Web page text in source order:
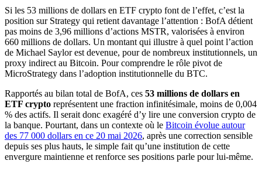
Si les 53 millions de dollars en ETF crypto font de l’effet, c’est la
position sur Strategy qui retient davantage l’attention : BofA détient
pas moins de 3,96 millions d’actions MSTR, valorisées à environ
660 millions de dollars. Un montant qui illustre à quel point l’action
de Michael Saylor est devenue, pour de nombreux institutionnels, un
proxy indirect au Bitcoin. Pour comprendre le rôle pivot de
MicroStrategy dans l’adoption institutionnelle du BTC.
Rapportés au bilan total de BofA, ces 53 millions de dollars en
ETF crypto représentent une fraction infinitésimale, moins de 0,004
% des actifs. Il serait donc exagéré d’y lire une conversion crypto de
la banque. Pourtant, dans un contexte où le Bitcoin évolue autour
des 77 000 dollars en ce 20 mai 2026, après une correction sensible
depuis ses plus hauts, le simple fait qu’une institution de cette
envergure maintienne et renforce ses positions parle pour lui-même.